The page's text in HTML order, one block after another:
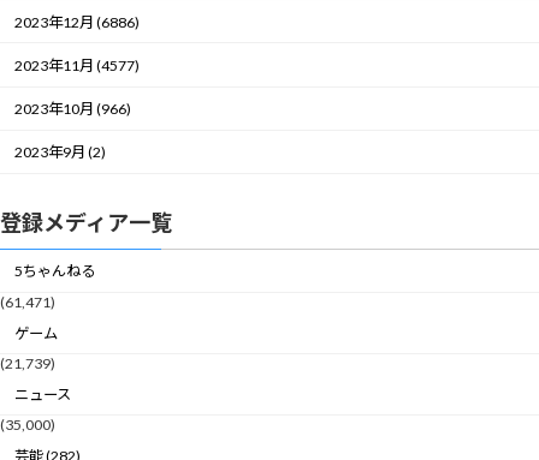
2023年12月 (6886)
2023年11月 (4577)
2023年10月 (966)
2023年9月 (2)
登録メディア一覧
5ちゃんねる
(61,471)
ゲーム
(21,739)
ニュース
(35,000)
芸能 (282)